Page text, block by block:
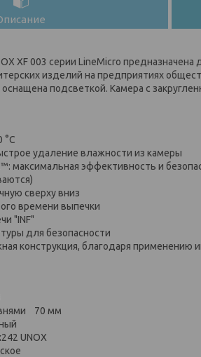
XF 003 серии LineMicro
изделий на предприятиях
подсветкой. Камера с
°C
удаление влажности из камеры
максимальная эффективность и
сверху вниз
времени выпечки
"INF"
для безопасности
конструкция, благодаря применению
70 мм
UNOX